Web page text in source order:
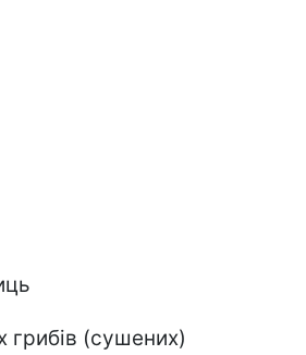
грибів (сушених)